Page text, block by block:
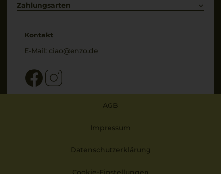
Bewertungs-Richtlinien
Zahlungsarten
Kontakt
E-Mail: ciao@enzo.de
AGB
Impressum
Datenschutzerklärung
Cookie-Einstellungen